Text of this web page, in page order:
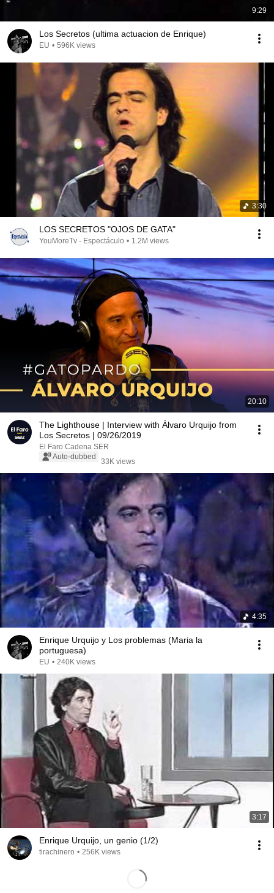
9:29
Los Secretos (ultima actuacion de Enrique)
EU • 596K views
3:30
LOS SECRETOS "OJOS DE GATA"
YouMoreTv - Espectáculo • 1.2M views
20:10
The Lighthouse | Interview with Álvaro Urquijo from
Los Secretos | 09/26/2019
El Faro Cadena SER
Auto-dubbed
33K views
4:35
Enrique Urquijo y Los problemas (Maria la
portuguesa)
EU • 240K views
3:17
Enrique Urquijo, un genio (1/2)
tirachinero • 256K views